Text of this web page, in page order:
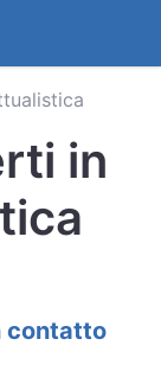
in
contatto